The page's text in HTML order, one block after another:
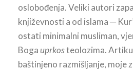
oslobođenja. Veliki autori
književnosti a od islama ─
ostati minimalni musliman,
Boga uprkosteolozima.
baštinjeno razmišljanje, moje